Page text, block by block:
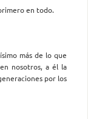
en todo.
más de lo que
nosotros, a él la
por los